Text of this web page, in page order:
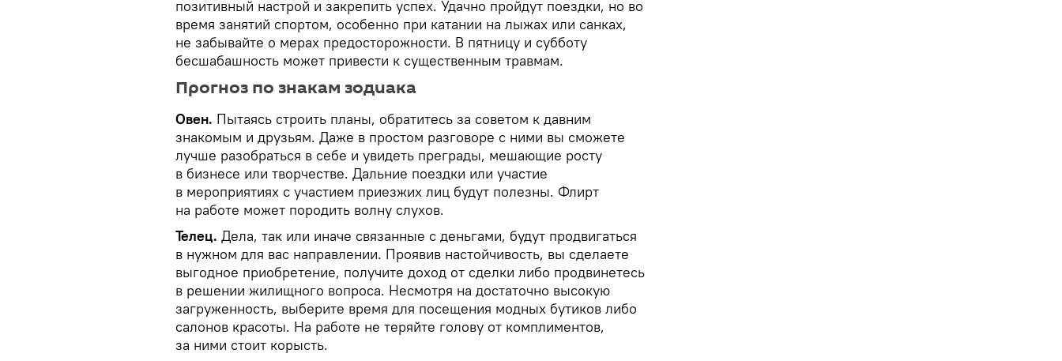
позитивный настрой и закрепить успех. Удачно пройдут поездки, но во
время занятий спортом, особенно при катании на лыжах или санках,
не забывайте о мерах предосторожности. В пятницу и субботу
бесшабашность может привести к существенным травмам.
Прогноз по знакам зодиака
Овен. Пытаясь строить планы, обратитесь за советом к давним
знакомым и друзьям. Даже в простом разговоре с ними вы сможете
лучше разобраться в себе и увидеть преграды, мешающие росту
в бизнесе или творчестве. Дальние поездки или участие
в мероприятиях с участием приезжих лиц будут полезны. Флирт
на работе может породить волну слухов.
Телец. Дела, так или иначе связанные с деньгами, будут продвигаться
в нужном для вас направлении. Проявив настойчивость, вы сделаете
выгодное приобретение, получите доход от сделки либо продвинетесь
в решении жилищного вопроса. Несмотря на достаточно высокую
загруженность, выберите время для посещения модных бутиков либо
салонов красоты. На работе не теряйте голову от комплиментов,
за ними стоит корысть.